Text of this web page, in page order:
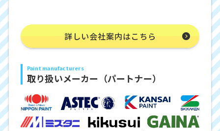
詳しい会社案内はこちら
Paint manufacturers
取り扱いメーカー（パートナー）